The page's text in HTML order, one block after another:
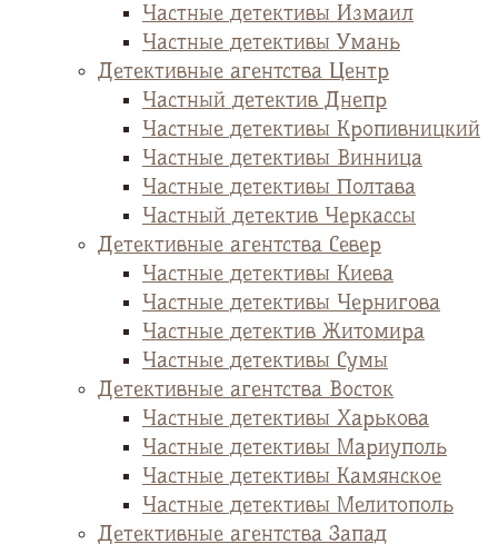
Частные детективы Измаил
Частные детективы Умань
Детективные агентства Центр
Частный детектив Днепр
Частные детективы Кропивницкий
Частные детективы Винница
Частные детективы Полтава
Частный детектив Черкассы
Детективные агентства Север
Частные детективы Киева
Частные детективы Чернигова
Частные детектив Житомира
Частные детективы Сумы
Детективные агентства Восток
Частные детективы Харькова
Частные детективы Мариуполь
Частные детективы Камянское
Частные детективы Мелитополь
Детективные агентства Запад